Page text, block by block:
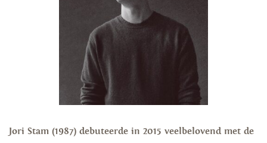
Jori Stam (1987) debuteerde in 2015 veelbelovend met de